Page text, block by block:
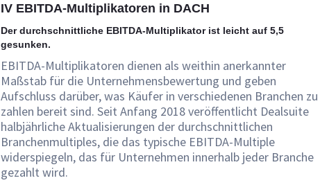
IV EBITDA-Multiplikatoren in DACH
Der durchschnittliche EBITDA-Multiplikator ist leicht auf 5,5
gesunken.
EBITDA-Multiplikatoren dienen als weithin anerkannter
Maßstab für die Unternehmensbewertung und geben
Aufschluss darüber, was Käufer in verschiedenen Branchen zu
zahlen bereit sind. Seit Anfang 2018 veröffentlicht Dealsuite
halbjährliche Aktualisierungen der durchschnittlichen
Branchenmultiples, die das typische EBITDA-Multiple
widerspiegeln, das für Unternehmen innerhalb jeder Branche
gezahlt wird.